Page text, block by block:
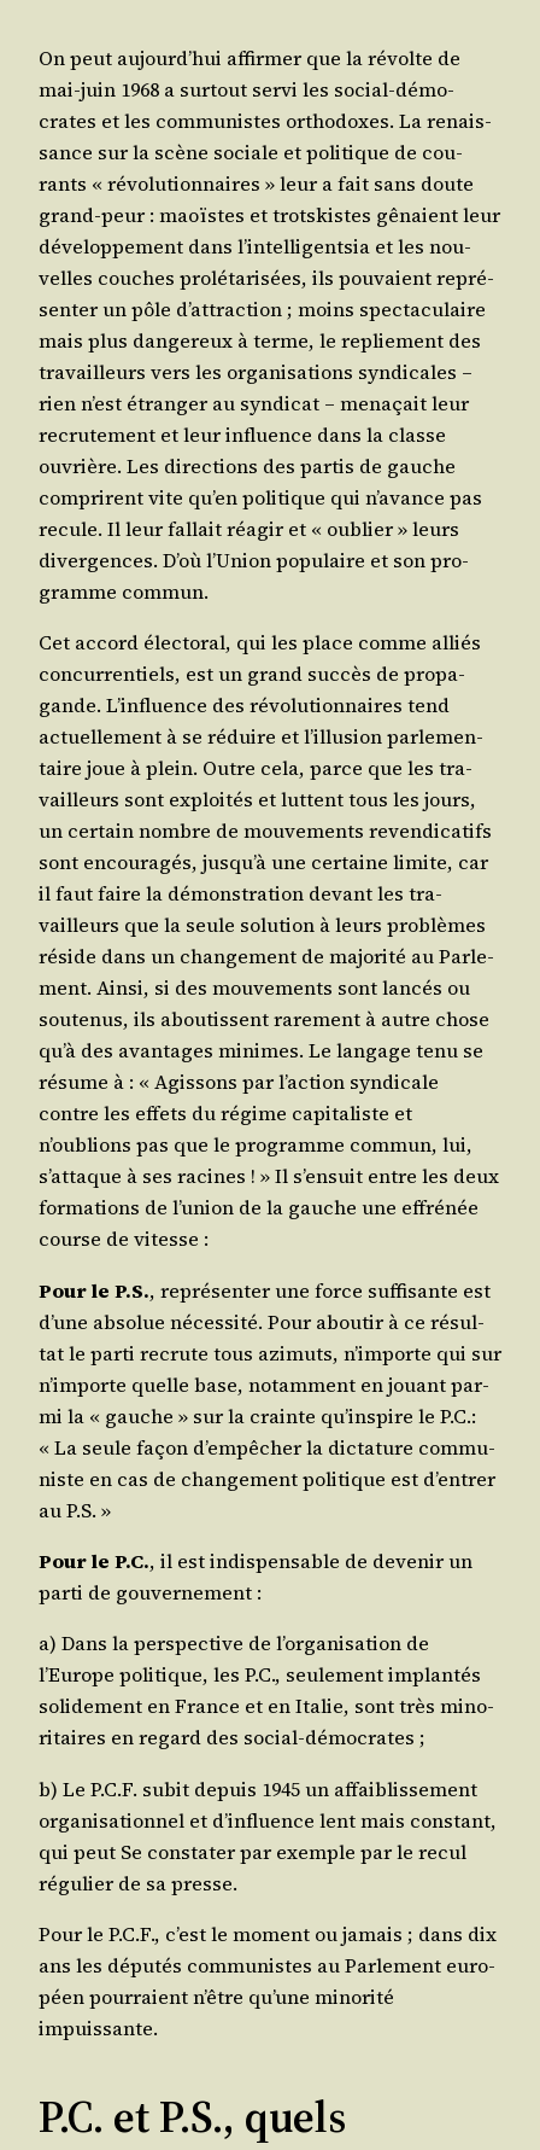
On peut aujourd’hui affir­mer que la révolte de
mai-juin 1968 a sur­tout ser­vi les social-démo­
crates et les com­mu­nistes ortho­doxes. La renais­
sance sur la scène sociale et poli­tique de cou­
rants « révo­lu­tion­naires » leur a fait sans doute
grand-peur : maoïstes et trots­kistes gênaient leur
déve­lop­pe­ment dans l’intelligentsia et les nou­
velles couches pro­lé­ta­ri­sées, ils pou­vaient repré­
sen­ter un pôle d’attraction ; moins spec­ta­cu­laire
mais plus dan­ge­reux à terme, le replie­ment des
tra­vailleurs vers les orga­ni­sa­tions syn­di­cales –
rien n’est étran­ger au syn­di­cat – mena­çait leur
recru­te­ment et leur influence dans la classe
ouvrière. Les direc­tions des par­tis de gauche
com­prirent vite qu’en poli­tique qui n’avance pas
recule. Il leur fal­lait réagir et « oublier » leurs
diver­gences. D’où l’Union popu­laire et son pro­
gramme commun.
Cet accord élec­to­ral, qui les place comme alliés
concur­ren­tiels, est un grand suc­cès de pro­pa­
gande. L’influence des révo­lu­tion­naires tend
actuel­le­ment à se réduire et l’illusion par­le­men­
taire joue à plein. Outre cela, parce que les tra­
vailleurs sont exploi­tés et luttent tous les jours,
un cer­tain nombre de mou­ve­ments reven­di­ca­tifs
sont encou­ra­gés, jusqu’à une cer­taine limite, car
il faut faire la démons­tra­tion devant les tra­
vailleurs que la seule solu­tion à leurs pro­blèmes
réside dans un chan­ge­ment de majo­ri­té au Par­le­
ment. Ain­si, si des mou­ve­ments sont lan­cés ou
sou­te­nus, ils abou­tissent rare­ment à autre chose
qu’à des avan­tages minimes. Le lan­gage tenu se
résume à : « Agis­sons par l’action syn­di­cale
contre les effets du régime capi­ta­liste et
n’oublions pas que le pro­gramme com­mun, lui,
s’attaque à ses racines ! » Il s’ensuit entre les deux
for­ma­tions de l’union de la gauche une effré­née
course de vitesse :
Pour le P.S., repré­sen­ter une force suf­fi­sante est
d’une abso­lue néces­si­té. Pour abou­tir à ce résul­
tat le par­ti recrute tous azi­muts, n’importe qui sur
n’importe quelle base, notam­ment en jouant par­
mi la « gauche » sur la crainte qu’inspire le P.C.:
« La seule façon d’empêcher la dic­ta­ture com­mu­
niste en cas de chan­ge­ment poli­tique est d’entrer
au P.S. »
Pour le P.C., il est indis­pen­sable de deve­nir un
par­ti de gouvernement :
a) Dans la pers­pec­tive de l’organisation de
l’Europe poli­tique, les P.C., seule­ment implan­tés
soli­de­ment en France et en Ita­lie, sont très mino­
ri­taires en regard des social-démocrates ;
b) Le P.C.F. subit depuis 1945 un affai­blis­se­ment
orga­ni­sa­tion­nel et d’influence lent mais constant,
qui peut Se consta­ter par exemple par le recul
régu­lier de sa presse.
Pour le P.C.F., c’est le moment ou jamais ; dans dix
ans les dépu­tés com­mu­nistes au Par­le­ment euro­
péen pour­raient n’être qu’une mino­ri­té
impuissante.
P.C. et P.S., quels